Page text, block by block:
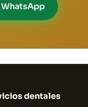
WhatsApp
dentales